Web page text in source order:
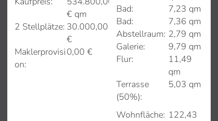
€ qm
2 Stellplätze: 30.000,00
€
Maklerprovisi
on:
0,00 €
Bad:
7,23 qm
Bad:
7,36 qm
Abstellraum: 2,79 qm
Galerie:
9,79 qm
Flur:
11,49
qm
Terrasse
(50%):
5,03 qm
Wohnfläche: 122,43